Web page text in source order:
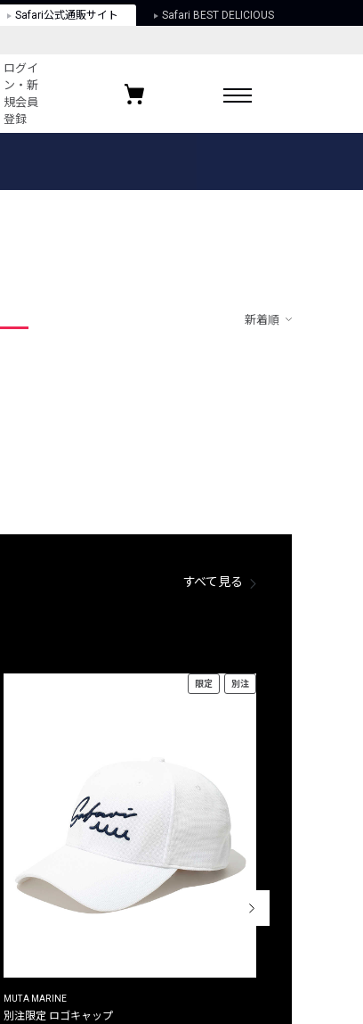
Safari公式通販サイト Safari BEST DELICIOUS
ログイ
ン・新
規会員
登録
お気に入りブランド
新着順
すべて見る
限定 別注
MUTA MARINE
別注限定 ロゴキャップ